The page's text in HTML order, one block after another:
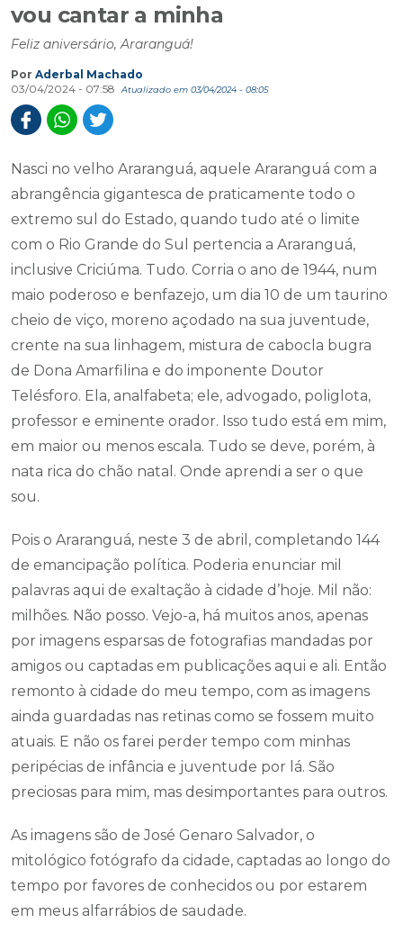
vou cantar a minha
Feliz aniversário, Araranguá!
Por Aderbal Machado
03/04/2024 - 07:58
Atualizado em 03/04/2024 - 08:05
Nasci no velho Araranguá, aquele Araranguá com a
abrangência gigantesca de praticamente todo o
extremo sul do Estado, quando tudo até o limite
com o Rio Grande do Sul pertencia a Araranguá,
inclusive Criciúma. Tudo. Corria o ano de 1944, num
maio poderoso e benfazejo, um dia 10 de um taurino
cheio de viço, moreno açodado na sua juventude,
crente na sua linhagem, mistura de cabocla bugra
de Dona Amarfilina e do imponente Doutor
Telésforo. Ela, analfabeta; ele, advogado, poliglota,
professor e eminente orador. Isso tudo está em mim,
em maior ou menos escala. Tudo se deve, porém, à
nata rica do chão natal. Onde aprendi a ser o que
sou.
Pois o Araranguá, neste 3 de abril, completando 144
de emancipação política. Poderia enunciar mil
palavras aqui de exaltação à cidade d’hoje. Mil não:
milhões. Não posso. Vejo-a, há muitos anos, apenas
por imagens esparsas de fotografias mandadas por
amigos ou captadas em publicações aqui e ali. Então
remonto à cidade do meu tempo, com as imagens
ainda guardadas nas retinas como se fossem muito
atuais. E não os farei perder tempo com minhas
peripécias de infância e juventude por lá. São
preciosas para mim, mas desimportantes para outros.
As imagens são de José Genaro Salvador, o
mitológico fotógrafo da cidade, captadas ao longo do
tempo por favores de conhecidos ou por estarem
em meus alfarrábios de saudade.